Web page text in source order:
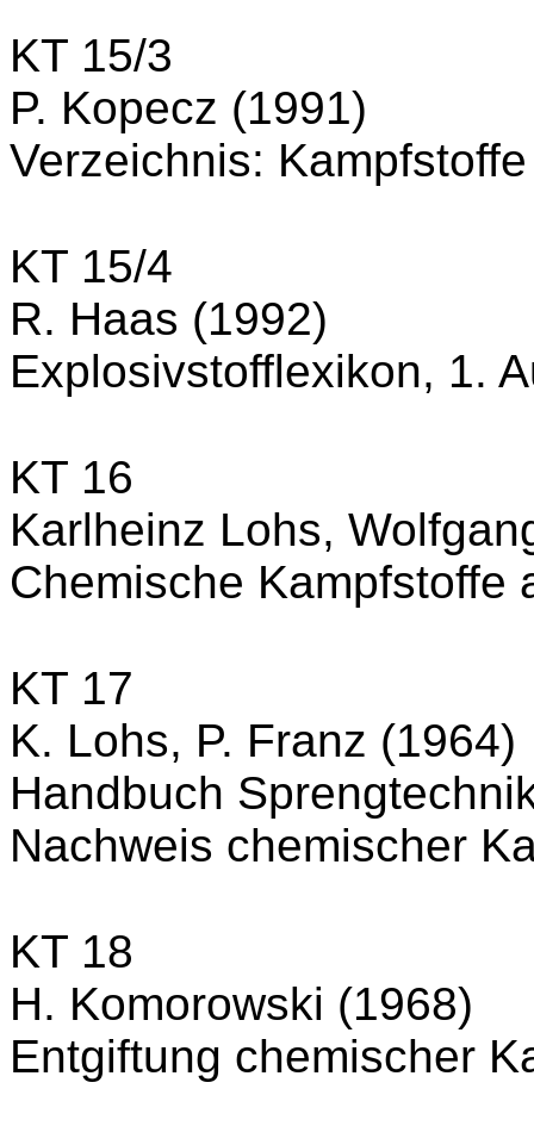
KT 15/3
P. Kopecz (1991)
Verzeichnis:
KT 15/4
R. Haas (1992)
Explosivstofflexikon, 1.
KT 16
Karlheinz Lohs,
Chemische Kampfstoffe
KT 17
K. Lohs, P. Franz (1964)
Handbuch
Nachweis chemischer
KT 18
H. Komorowski (1968)
Entgiftung chemischer